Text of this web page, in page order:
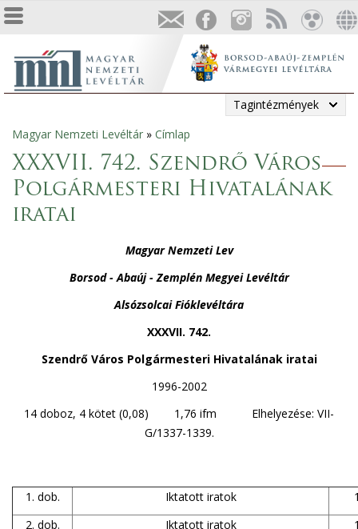
Tagintézmények
Jelenlegi
hely
Magyar Nemzeti Levéltár » Címlap
XXXVII. 742. Szendrő Város
Polgármesteri Hivatalának
iratai
Magyar Nemzeti Lev
Borsod - Abaúj - Zemplén Megyei Levéltár
Alsózsolcai Fióklevéltára
XXXVII. 742.
Szendrő Város Polgármesteri Hivatalának iratai
1996-2002
14 doboz, 4 kötet (0,08) 1,76 ifm Elhelyezése: VII-
G/1337-1339.
1. dob. Iktatott iratok
2. dob.
Iktatott iratok